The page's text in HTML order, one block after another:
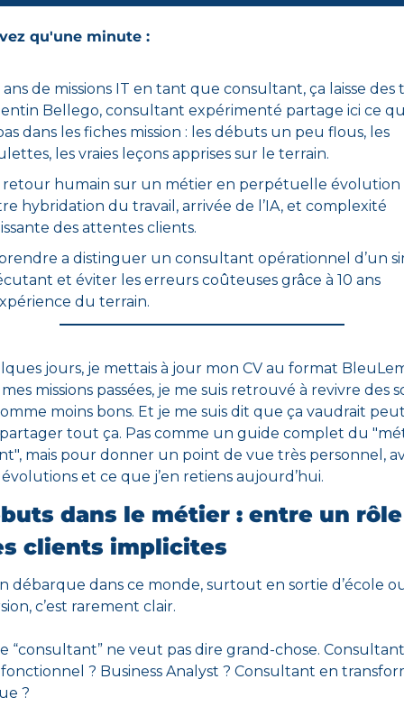
qu'une minute :
ans de missions IT en tant que consultant, ça laisse des
Bellego, consultant expérimenté partage ici ce
dans les fiches mission : les débuts un peu flous, les
les vraies leçons apprises sur le terrain.
retour humain sur un métier en perpétuelle
hybridation du travail, arrivée de l’IA, et complexité
des attentes clients.
a distinguer un consultant opérationnel d’un
et éviter les erreurs coûteuses grâce à 10 ans
du terrain.
jours, je mettais à jour mon CV au format
missions passées, je me suis retrouvé à revivre des
moins bons. Et je me suis dit que ça vaudrait
tout ça. Pas comme un guide complet du
mais pour donner un point de vue très personnel,
évolutions et ce que j’en retiens aujourd’hui.
dans le métier : entre un
clients implicites
débarque dans ce monde, surtout en sortie d’école
c’est rarement clair.
“consultant” ne veut pas dire grand-chose.
? Business Analyst ? Consultant en
?